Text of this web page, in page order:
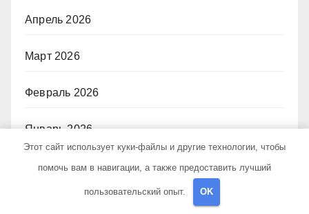
Апрель 2026
Март 2026
Февраль 2026
Январь 2026
Ноябрь 2025
Этот сайт использует куки-файлы и другие технологии, чтобы
помочь вам в навигации, а также предоставить лучший
пользовательский опыт. OK